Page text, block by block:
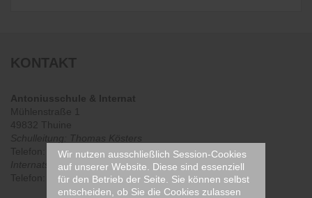
KONTAKT
Antoniusschule & Internat
Mühlenstraße 1
49832 Thuine
Schulleitung: Thomas Kösters
Telefon: 05902 / 501 340
Internatsleitung: Sr. M. Bonaventuris Loer
Telefon: 05902 / 501 313
Wir nutzen ausschließlich Session-Cookies
auf unserer Website. Diese sind essenziell
für den Betrieb der Seite. Sie können selbst
entscheiden, ob Sie die Cookies zulassen